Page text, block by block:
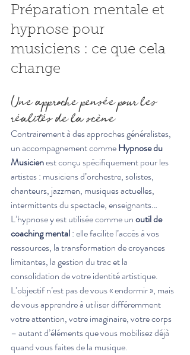
Préparation mentale et
hypnose pour
musiciens : ce que cela
change
Une approche pensée pour les
réalités de la scène
Contrairement à des approches généralistes,
un accompagnement comme Hypnose du
Musicien est conçu spécifiquement pour les
artistes : musiciens d’orchestre, solistes,
chanteurs, jazzmen, musiques actuelles,
intermittents du spectacle, enseignants…
L’hypnose y est utilisée comme un outil de
coaching mental : elle facilite l’accès à vos
ressources, la transformation de croyances
limitantes, la gestion du trac et la
consolidation de votre identité artistique.
L’objectif n’est pas de vous « endormir », mais
de vous apprendre à utiliser différemment
votre attention, votre imaginaire, votre corps
– autant d’éléments que vous mobilisez déjà
quand vous faites de la musique.